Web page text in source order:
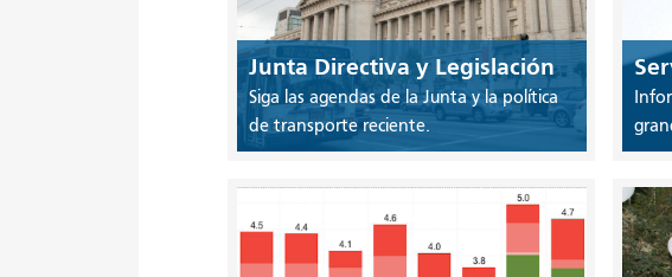
Junta Directiva y Legislación
Siga las agendas de la Junta y la política
de transporte reciente.